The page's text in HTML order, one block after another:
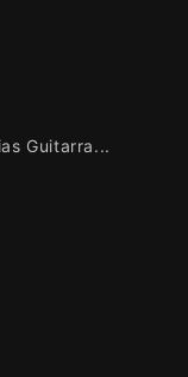
Guitarra...